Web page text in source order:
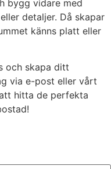
bygg vidare med
detaljer. Då skapar
känns platt eller
och skapa ditt
via e-post eller vårt
hitta de perfekta